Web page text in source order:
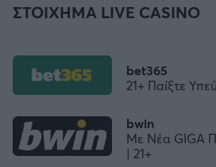
ΣΤΟΙΧΗΜΑ LIVE CASINO
bwin
Με Νέα GIGA
| 21+
bet365
21+ Παίξτε